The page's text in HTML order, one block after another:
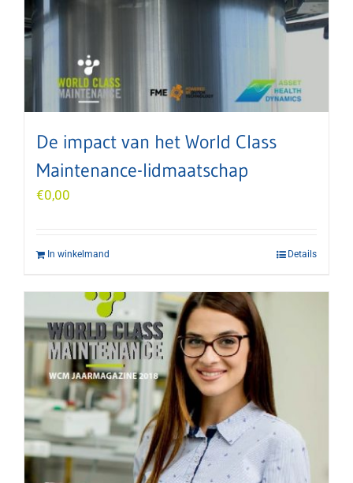
De impact van het World Class
Maintenance-lidmaatschap
€0,00
In winkelmand Details